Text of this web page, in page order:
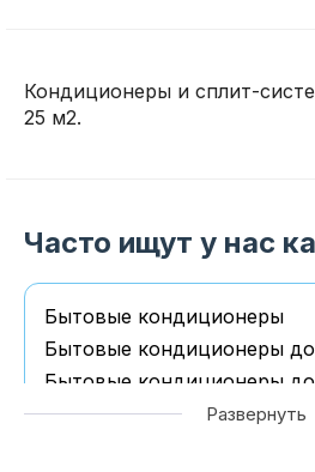
Кондиционеры и сплит-
25 м2.
Часто ищут у нас
Бытовые кондиционеры
Бытовые кондиционеры
Бытовые кондиционеры
Бытовые кондиционеры
Развернуть